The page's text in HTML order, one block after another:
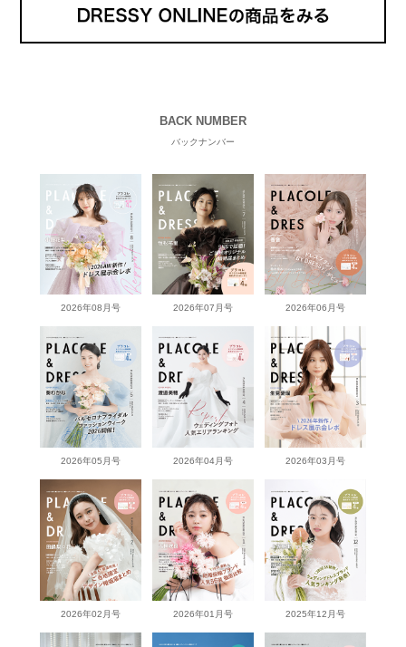
BACK NUMBER
バックナンバー
2026年08月号 2026年07月号 2026年06月号
2026年05月号 2026年04月号 2026年03月号
2026年02月号 2026年01月号 2025年12月号